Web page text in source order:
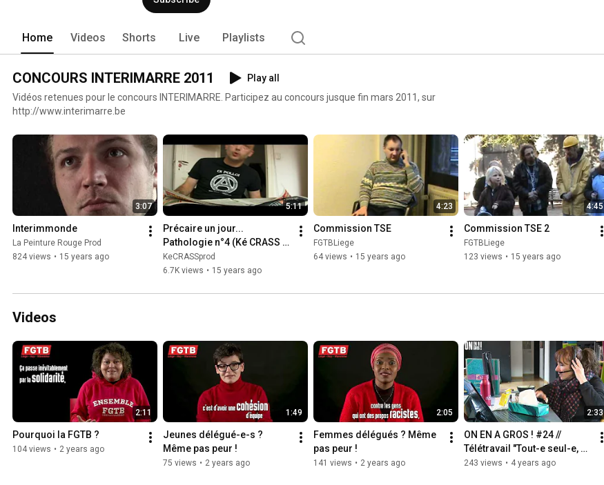
Home Videos Shorts Live Playlists
CONCOURS INTERIMARRE 2011
Play all
Vidéos retenues pour le concours INTERIMARRE. Participez au concours jusque fin mars 2011, sur
http://www.interimarre.be
3:07
Interimmonde
La Peinture Rouge Prod
824 views • 15 years ago
5:11
Précaire un jour...
Pathologie n°4 (Ké CRASS
Prod.)
KeCRASSprod
6.7K views • 15 years ago
4:23
Commission TSE
FGTBLiege
64 views • 15 years ago
4:45
Commission TSE 2
FGTBLiege
123 views • 15 years ago
Videos
2:11
Pourquoi la FGTB ?
104 views • 2 years ago
1:49
Jeunes délégué-e-s ?
Même pas peur !
75 views • 2 years ago
2:05
Femmes délégués ? Même
pas peur !
141 views • 2 years ago
2:33
ON EN A GROS ! #24 //
Télétravail "Tout-e seul-e, on
est moins fort-e"
243 views • 4 years ago